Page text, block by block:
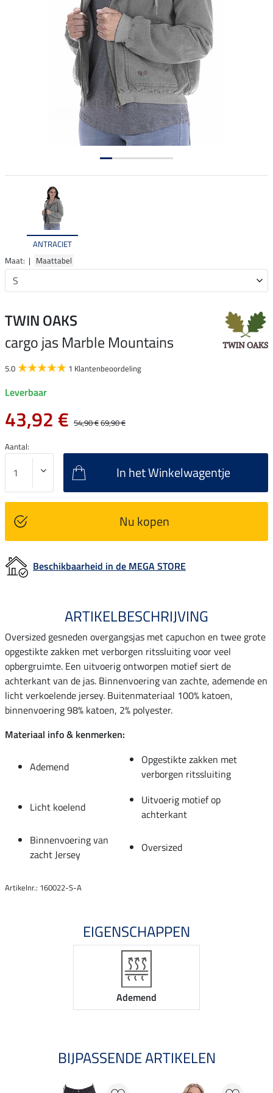
ANTRACIET
Maat: | Maattabel
TWIN OAKS
cargo jas Marble Mountains
5.0 1 Klantenbeoordeling
Leverbaar
43,92 € 54,90 €69,90 €
Aantal:
In het Winkelwagentje
Nu kopen
Beschikbaarheid in de MEGA STORE
ARTIKELBESCHRIJVING
Oversized gesneden overgangsjas met capuchon en twee grote
opgestikte zakken met verborgen ritssluiting voor veel
opbergruimte. Een uitvoerig ontworpen motief siert de
achterkant van de jas. Binnenvoering van zachte, ademende en
licht verkoelende jersey. Buitenmateriaal 100% katoen,
binnenvoering 98% katoen, 2% polyester.
Materiaal info & kenmerken:
Ademend
Opgestikte zakken met
verborgen ritssluiting
Licht koelend
Uitvoerig motief op
achterkant
Binnenvoering van
zacht Jersey
Oversized
Artikelnr.: 160022-S-A
EIGENSCHAPPEN
Ademend
BIJPASSENDE ARTIKELEN